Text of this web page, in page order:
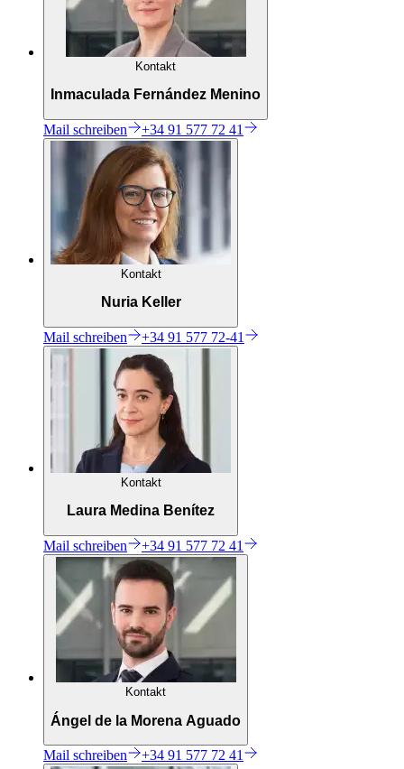
Kontakt
Inmaculada Fernández Menino
Mail schreiben +34 91 577 72 41
Kontakt
Nuria Keller
Mail schreiben +34 91 577 72-41
Kontakt
Laura Medina Benítez
Mail schreiben +34 91 577 72 41
Kontakt
Ángel de la Morena Aguado
Mail schreiben +34 91 577 72 41